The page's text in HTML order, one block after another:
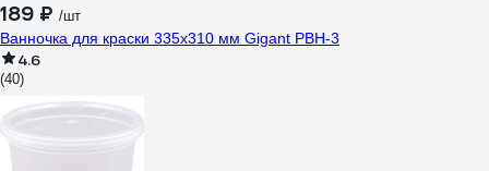
189 ₽ /шт
Ванночка для краски 335х310 мм Gigant PBH-3
4.6
(40)